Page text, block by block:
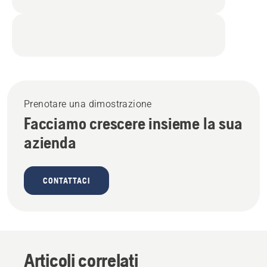
Prenotare una dimostrazione
Facciamo crescere insieme la sua
azienda
CONTATTACI
Articoli correlati